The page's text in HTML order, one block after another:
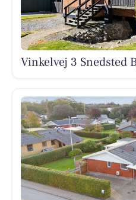
Vinkelvej 3 Snedsted